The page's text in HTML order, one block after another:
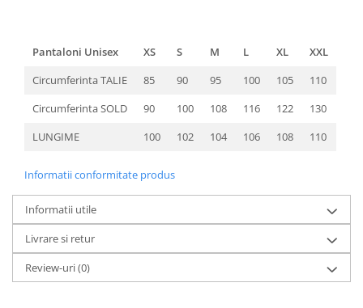
Pantaloni Unisex XS S M L XL
XXL
Circumferinta TALIE
85 90 95 100 105
110
Circumferinta SOLD
90 100 108 116 122
130
LUNGIME
100 102 104 106 108 110
Informatii conformitate produs
Informatii utile
Livrare si retur
Review-uri(0)